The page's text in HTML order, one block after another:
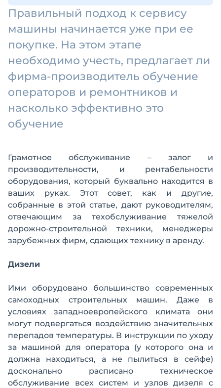
Правильный подход к сервису
машины начинается уже при ее
покупке. На этом этапе
необходимо учесть, предлагает ли
фирма-производитель обучение
операторов и ремонтников и
насколько эффективно это
обучение
Грамотное обслуживание – залог и
производительности, и рентабельности
оборудования, который буквально находится в
ваших руках. Этот совет, как и другие,
собранные в этой статье, дают руководителям,
отвечающим за техобслуживание тяжелой
дорожно-строительной техники, менеджеры
зарубежных фирм, сдающих технику в аренду.
Дизели
Ими оборудовано большинство современных
самоходных строительных машин. Даже в
условиях западноевропейского климата они
могут подвергаться воздействию значительных
перепадов температуры. В инструкции по уходу
за машиной для оператора (у которого она и
должна находиться, а не пылиться в сейфе)
досконально расписано техническое
обслуживание всех систем и узлов дизеля с